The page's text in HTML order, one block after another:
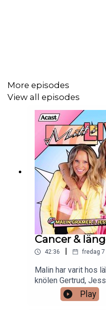
More episodes
View all episodes
Cancer &
42:36 fredag
Malin har varit hos
knölen Gertrud,
augusti-ångest
tankeställande DM,
Play